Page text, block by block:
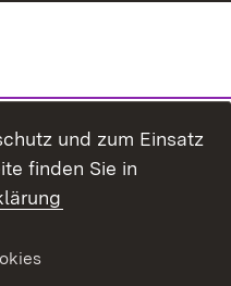
und zum Einsatz
finden Sie in